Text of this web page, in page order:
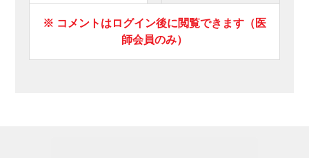
※ コメントはログイン後に閲覧できます（医
師会員のみ）